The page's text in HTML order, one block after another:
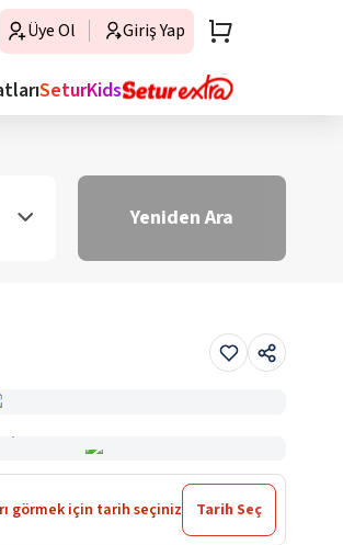
Üye Ol Giriş Yap
SeturKids
Yeniden Ara
görmek için tarih seçiniz Tarih Seç